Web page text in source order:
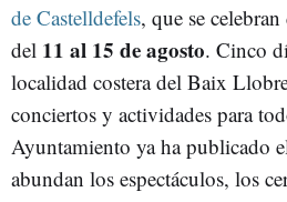
de Castelldefels, que se
del 11 al 15 de agosto. Cinco
localidad costera del Baix
conciertos y actividades para
Ayuntamiento ya ha publicado
abundan los espectáculos, los